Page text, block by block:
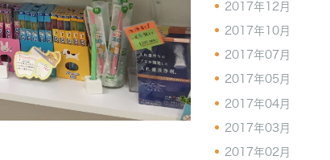
2017年12月
2017年10月
2017年07月
2017年05月
2017年04月
2017年03月
2017年02月